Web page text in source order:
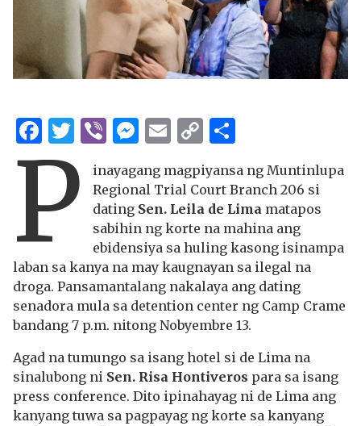
Facebook
Twitter
ViberMessenger
Email
Copy
Link
P
inayagang magpiyansa ng Muntinlupa
Regional Trial Court Branch 206 si
dating Sen. Leila de Lima matapos
sabihin ng korte na mahina ang
ebidensiya sa huling kasong isinampa
laban sa kanya na may kaugnayan sa ilegal na
droga. Pansamantalang nakalaya ang dating
senadora mula sa detention center ng Camp Crame
bandang 7 p.m. nitong Nobyembre 13.
Agad na tumungo sa isang hotel si de Lima na
sinalubong ni Sen. Risa Hontiveros para sa isang
press conference. Dito ipinahayag ni de Lima ang
kanyang tuwa sa pagpayag ng korte sa kanyang